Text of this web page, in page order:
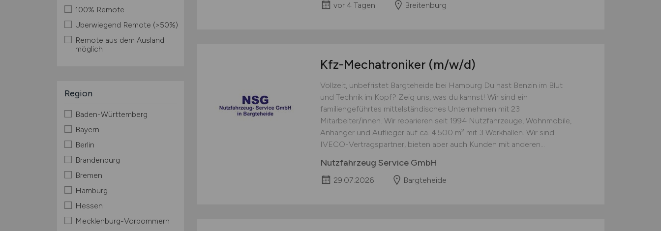
100% Remote
Überwiegend Remote (>50%)
Remote aus dem Ausland
möglich
Region
Baden-Württemberg
Bayern
Berlin
Brandenburg
Bremen
Hamburg
Hessen
Mecklenburg-Vorpommern
vor 4 Tagen Breitenburg
Kfz-Mechatroniker (m/w/d)
Vollzeit, unbefristet Bargteheide bei Hamburg Du hast Benzin im Blut
und Technik im Kopf? Zeig uns, was du kannst! Wir sind ein
familiengeführtes mittelständisches Unternehmen mit 23
Mitarbeiter/innen. Wir reparieren seit 1994 Nutzfahrzeuge, Wohnmobile,
Anhänger und Auflieger auf ca. 4.500 m² mit 3 Werkhallen. Wir sind
IVECO-Vertragspartner, bieten aber auch Kunden mit anderen...
Nutzfahrzeug Service GmbH
29.07.2026 Bargteheide